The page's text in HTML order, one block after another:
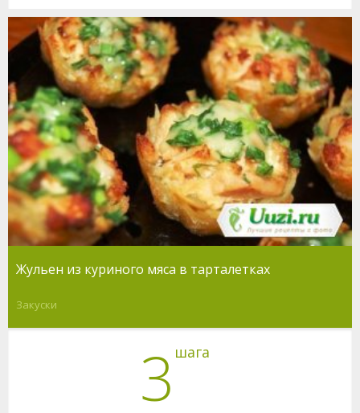
Жульен из куриного мяса в тарталетках
Закуски
3 шага